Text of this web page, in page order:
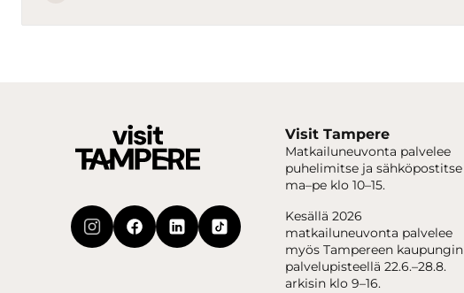
Visit Tampere
Matkailuneuvonta palvelee
puhelimitse ja sähköpostitse
ma–pe klo 10–15.
Kesällä 2026
matkailuneuvonta palvelee
myös Tampereen kaupungin
palvelupisteellä 22.6.–28.8.
arkisin klo 9–16.